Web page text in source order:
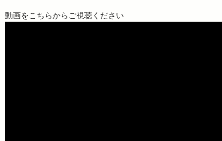
動画をこちらからご視聴ください